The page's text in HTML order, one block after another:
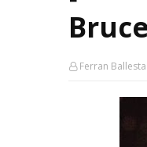
Ferran Ballesta